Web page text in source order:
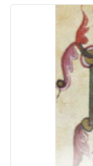
KNJIGE
PRIBOR
UDŽBENIKE!